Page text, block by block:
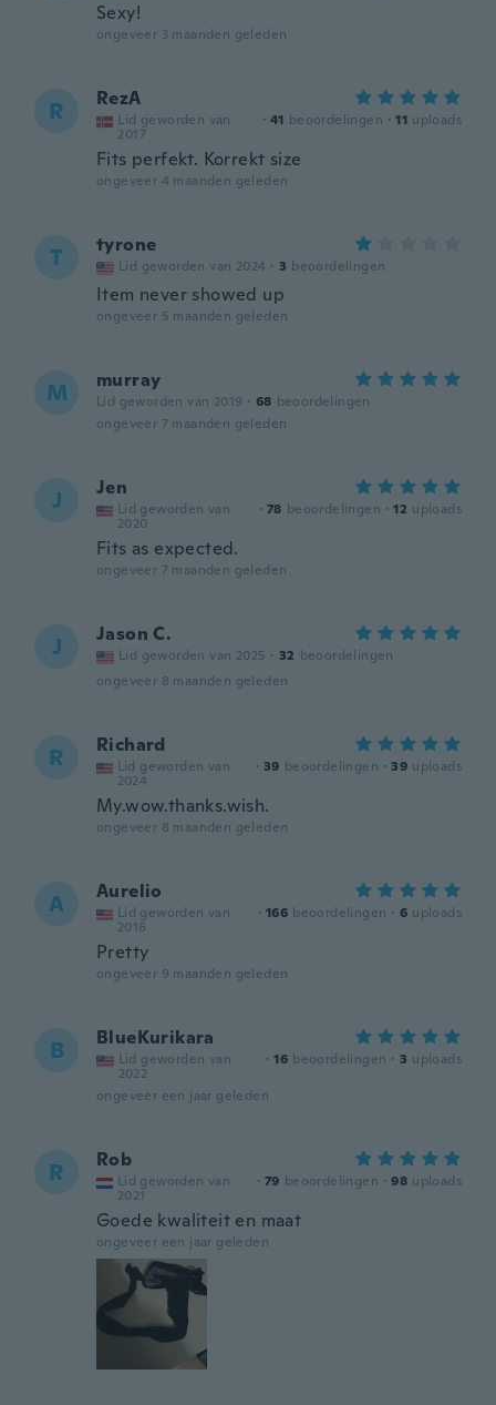
Sexy!
ongeveer 3 maanden geleden
R RezA
Lid geworden van
2017
· 41 beoordelingen · 11 uploads
Fits perfekt. Korrekt size
ongeveer 4 maanden geleden
T tyrone
Lid geworden van 2024 · 3 beoordelingen
Item never showed up
ongeveer 5 maanden geleden
M murray
Lid geworden van 2019 · 68 beoordelingen
ongeveer 7 maanden geleden
J Jen
Lid geworden van
2020
· 78 beoordelingen · 12 uploads
Fits as expected.
ongeveer 7 maanden geleden
J Jason C.
Lid geworden van 2025 · 32 beoordelingen
ongeveer 8 maanden geleden
R Richard
Lid geworden van
2024
· 39 beoordelingen · 39 uploads
My.wow.thanks.wish.
ongeveer 8 maanden geleden
A Aurelio
Lid geworden van
2016
· 166 beoordelingen · 6 uploads
Pretty
ongeveer 9 maanden geleden
B BlueKurikara
Lid geworden van
2022
· 16 beoordelingen · 3 uploads
ongeveer een jaar geleden
R Rob
Lid geworden van
2021
· 79 beoordelingen · 98 uploads
Goede kwaliteit en maat
ongeveer een jaar geleden